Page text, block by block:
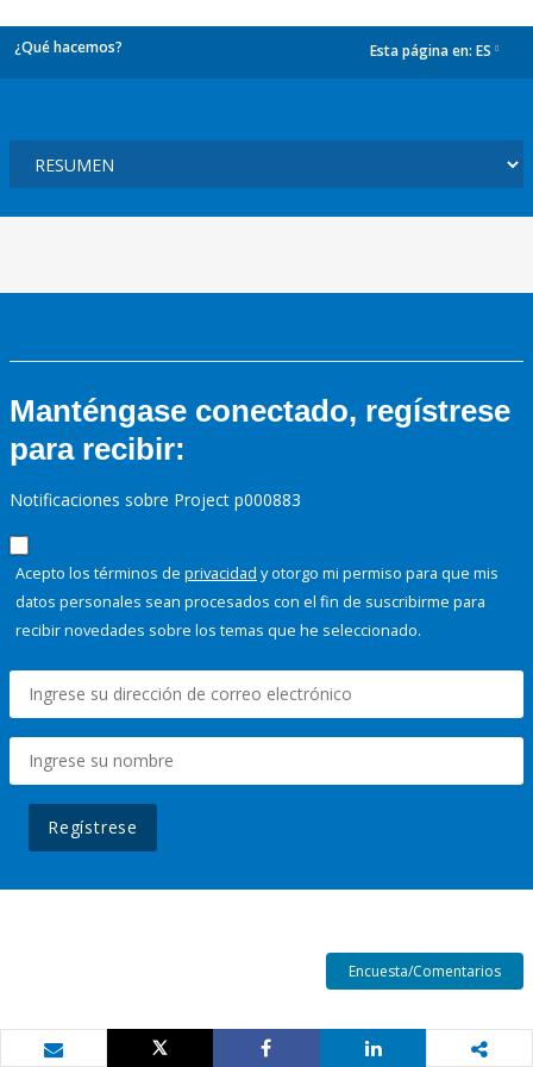
¿Qué hacemos? Esta página en: ES
Manténgase conectado, regístrese
para recibir:
Notificaciones sobre Project p000883
Acepto los términos de privacidad y otorgo mi permiso para que mis
datos personales sean procesados con el fin de suscribirme para
recibir novedades sobre los temas que he seleccionado.
Regístrese
Encuesta/Comentarios